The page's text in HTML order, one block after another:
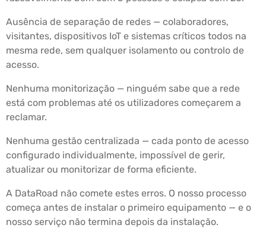
Ausência de separação de redes — colaboradores,
visitantes, dispositivos IoT e sistemas críticos todos na
mesma rede, sem qualquer isolamento ou controlo de
acesso.
Nenhuma monitorização — ninguém sabe que a rede
está com problemas até os utilizadores começarem a
reclamar.
Nenhuma gestão centralizada — cada ponto de acesso
configurado individualmente, impossível de gerir,
atualizar ou monitorizar de forma eficiente.
A DataRoad não comete estes erros. O nosso processo
começa antes de instalar o primeiro equipamento — e o
nosso serviço não termina depois da instalação.